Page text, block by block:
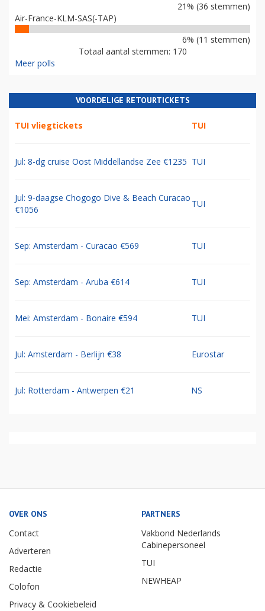
21% (36 stemmen)
Air-France-KLM-SAS(-TAP)
6% (11 stemmen)
Totaal aantal stemmen: 170
Meer polls
VOORDELIGE RETOURTICKETS
TUI vliegtickets TUI
Jul: 8-dg cruise Oost Middellandse Zee €1235 TUI
Jul: 9-daagse Chogogo Dive & Beach Curacao
€1056
TUI
Sep: Amsterdam - Curacao €569 TUI
Sep: Amsterdam - Aruba €614 TUI
Mei: Amsterdam - Bonaire €594 TUI
Jul: Amsterdam - Berlijn €38 Eurostar
Jul: Rotterdam - Antwerpen €21 NS
OVER ONS
Contact
Adverteren
Redactie
Colofon
Privacy & Cookiebeleid
PARTNERS
Vakbond Nederlands
Cabinepersoneel
TUI
NEWHEAP